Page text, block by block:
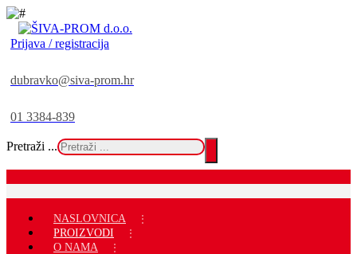
Prijava / registracija
dubravko@siva-prom.hr
01 3384-839
Pretraži ...
NASLOVNICA
PROIZVODI
O NAMA